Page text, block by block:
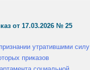
от 17.03.2026 № 25
утратившими силу
приказов